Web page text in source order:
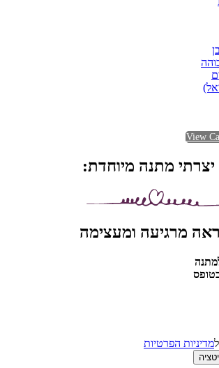
View
יצרתי מתנה מיוחדת:
מרגיעה ומעצימה
מדיניות הפרטיות